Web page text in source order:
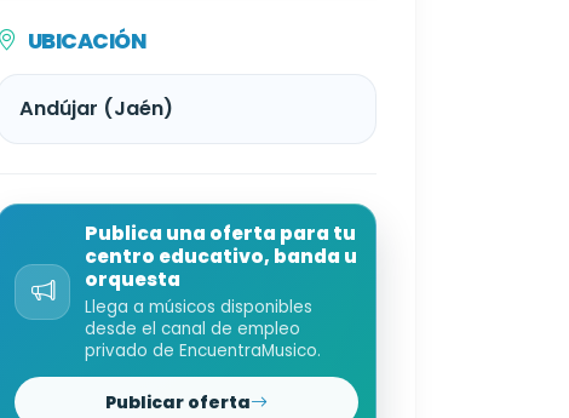
UBICACIÓN
Andújar (Jaén)
Publica una oferta para tu
centro educativo, banda u
orquesta
Llega a músicos disponibles
desde el canal de empleo
privado de EncuentraMusico.
Publicar oferta